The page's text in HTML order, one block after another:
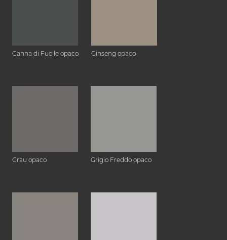
Canna di Fucile opaco Ginseng opaco
Grau opaco Grigio Freddo opaco